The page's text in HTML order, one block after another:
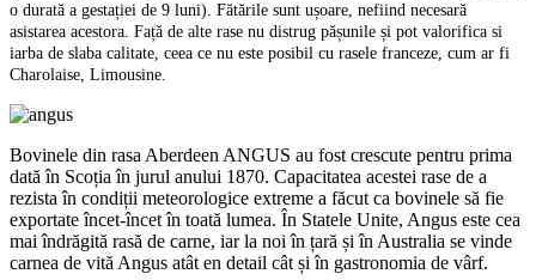
o durată a gestației de 9 luni). Fătările sunt ușoare, nefiind necesară
asistarea acestora. Față de alte rase nu distrug pășunile și pot valorifica si
iarba de slaba calitate, ceea ce nu este posibil cu rasele franceze, cum ar fi
Charolaise, Limousine.
Bovinele din rasa Aberdeen ANGUS au fost crescute pentru prima
dată în Scoția în jurul anului 1870. Capacitatea acestei rase de a
rezista în condiții meteorologice extreme a făcut ca bovinele să fie
exportate încet-încet în toată lumea. În Statele Unite, Angus este cea
mai îndrăgită rasă de carne, iar la noi în țară și în Australia se vinde
carnea de vită Angus atât en detail cât și în gastronomia de vârf.